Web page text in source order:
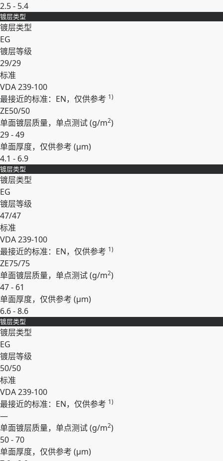
2.5 - 5.4
展开
镀层类型
镀层类型
EG
镀层等级
29/29
标准
VDA 239-100
最接近的标准：EN，仅供参考 1)
ZE50/50
单面镀层质量，单点测试 (g/m2)
29 - 49
单面厚度，仅供参考 (µm)
4.1 - 6.9
展开
镀层类型
镀层类型
EG
镀层等级
47/47
标准
VDA 239-100
最接近的标准：EN，仅供参考 1)
ZE75/75
单面镀层质量，单点测试 (g/m2)
47 - 61
单面厚度，仅供参考 (µm)
6.6 - 8.6
展开
镀层类型
镀层类型
EG
镀层等级
50/50
标准
VDA 239-100
最接近的标准：EN，仅供参考 1)
—
单面镀层质量，单点测试 (g/m2)
50 - 70
单面厚度，仅供参考 (µm)